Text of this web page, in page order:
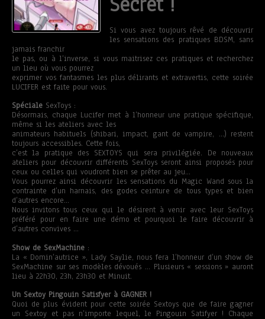
Si vous avez toujours rêvé de découvrir
les sensations des pratiques BDSM, sans
jamais franchir
le pas, ou à l’inverse, si vous maitrisez ces pratiques et recherchez
un lieu où vous pourrez
exprimer vos fantasmes les plus délirants et extravertis, cette soirée
LUCIFER est faite pour vous.
Spéciale SexToys :
Désormais, chaque Lucifer met à l’honneur une pratique spécifique,
même si les ateliers avec les
animateurs habituels (shibari, impact, gant de vampire, …) restent
toujours accessibles. Cette fois,
c’est la pratique des SEXTOYS qui sera privilégiée. De nouveaux
ateliers pour découvrir différents SexToys seront ainsi proposés pour
ceux ou celles qui voudront bien se prêter au jeu…
Vous pourrez ainsi découvrir les sensations du Magic Wand sous la
contrainte d’un harnais, des godes ceinture de tous types et bien
d’autres encore…
Nous invitons tous ceux qui le désirent à venir avec leur SexToys
préféré pour en faire une démo et pourquoi le faire découvrir à
d’autres convives …
Show de SexMachine :
La « Domin’autrice », Lady Saylie, nous fera l’honneur d’un show de
SexMachine sur ses modèles dévoués … Plusieurs « sessions » auront
lieu à 22h30, 23h, 23h30 et Minuit.
Un Sextoy Pingouin Satisfyer à GAGNER !
Quoi de plus évident pour cette soirée Sextoys que de faire gagner
un Sextoy et pas n’importe lequel, le Pingouin Satifyer ! Chaque